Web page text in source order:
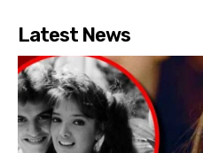
Latest News